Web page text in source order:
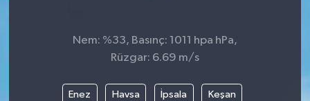
Nem: %33, Basınç: 1011 hpa hPa,
Rüzgar: 6.69 m/s
Enez Havsa İpsala Keşan